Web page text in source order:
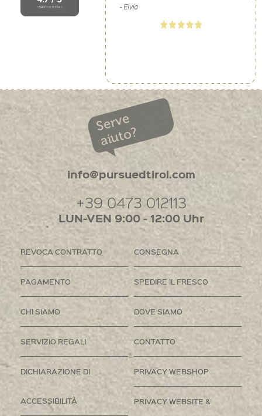
Serve
aiuto?
info@pursuedtirol.com
+39 0473 012113
LUN-VEN 9:00 - 12:00 Uhr
REVOCA CONTRATTO CONSEGNA
PAGAMENTO SPEDIRE IL FRESCO
CHI SIAMO DOVE SIAMO
SERVIZIO REGALI CONTATTO
DICHIARAZIONE DI
ACCESSIBILITÀ
PRIVACY WEBSHOP
PRIVACY WEBSITE &